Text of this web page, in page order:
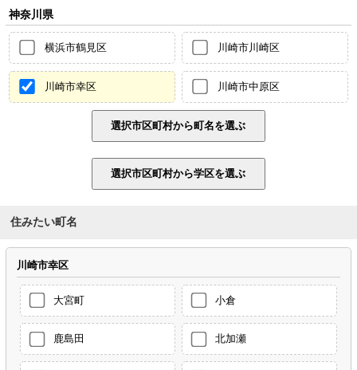
神奈川県
横浜市鶴見区 川崎市川崎区
川崎市幸区 川崎市中原区
住みたい町名
川崎市幸区
大宮町 小倉
鹿島田 北加瀬